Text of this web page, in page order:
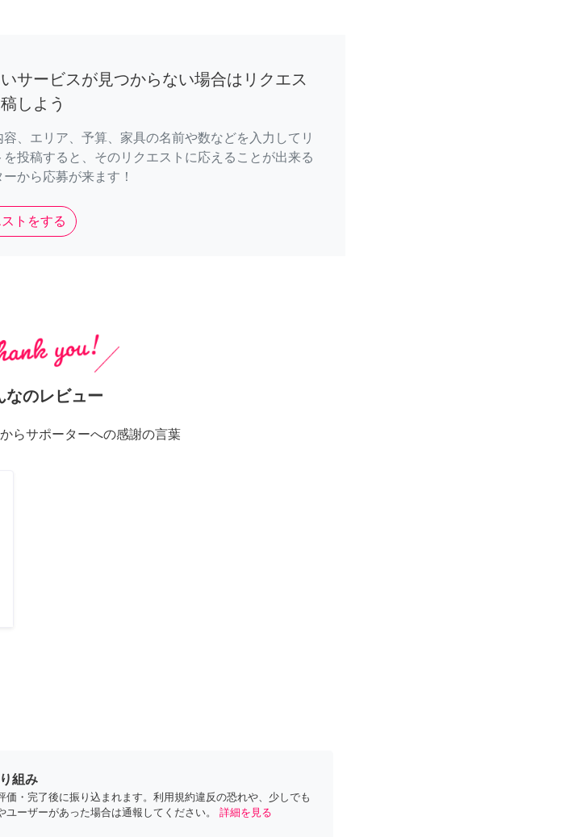
サービスが見つからない場合はリクエス
しよう
容、エリア、予算、家具の名前や数などを入力してリ
を投稿すると、そのリクエストに応えることが出来る
から応募が来ます！
トをする
なのレビュー
らサポーターへの感謝の言葉
組み
・完了後に振り込まれます。利用規約違反の恐れや、少しでも
ーザーがあった場合は通報してください。
詳細を見る